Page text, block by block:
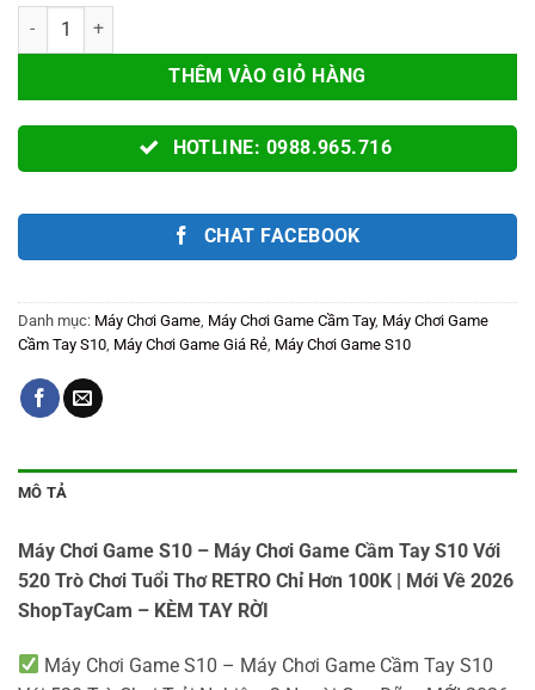
Máy Chơi Game S10 - Máy Chơi Game Cầm Tay S10 Với 520 Trò
THÊM VÀO GIỎ HÀNG
HOTLINE: 0988.965.716
CHAT FACEBOOK
Danh mục: Máy Chơi Game Máy Chơi Game Cầm Tay, Máy Chơi Game
Cầm Tay S10 Máy Chơi Game Giá Rẻ Máy Chơi Game S10
MÔ TẢ
Máy Chơi Game S10 – Máy Chơi Game Cầm Tay S10 Với
520 Trò Chơi Tuổi Thơ RETRO Chỉ Hơn 100K | Mới Về 2026
ShopTayCam – KÈM TAY RỜI
Máy Chơi Game S10 – Máy Chơi Game Cầm Tay S10